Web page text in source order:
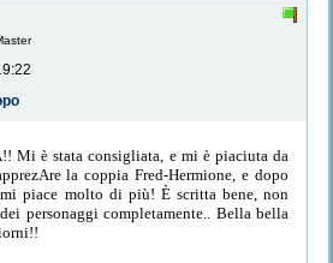
Mi è stata consigliata, e mi è piaciuta da
la coppia Fred-Hermione, e dopo
piace molto di più! È scritta bene, non
personaggi completamente.. Bella bella